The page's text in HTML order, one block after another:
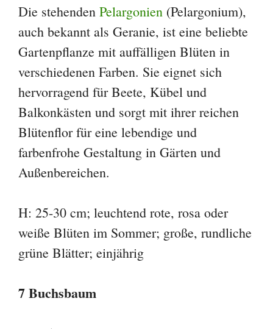
Die stehenden Pelargonien (Pelargonium),
auch bekannt als Geranie, ist eine beliebte
Gartenpflanze mit auffälligen Blüten in
verschiedenen Farben. Sie eignet sich
hervorragend für Beete, Kübel und
Balkonkästen und sorgt mit ihrer reichen
Blütenflor für eine lebendige und
farbenfrohe Gestaltung in Gärten und
Außenbereichen.
H: 25-30 cm; leuchtend rote, rosa oder
weiße Blüten im Sommer; große, rundliche
grüne Blätter; einjährig
7 Buchsbaum